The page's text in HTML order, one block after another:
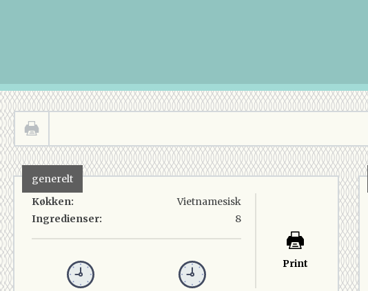
generelt
Køkken:
Ingredienser:
Vietnamesisk
8
Print